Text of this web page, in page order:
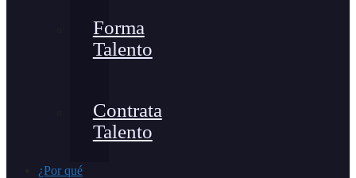
Forma
Talento
Contrata
Talento
¿Por qué